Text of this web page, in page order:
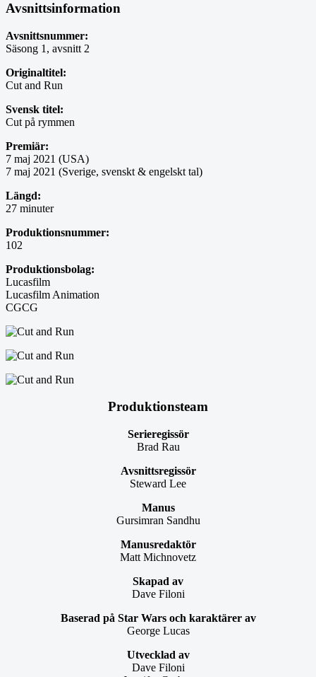
Avsnittsinformation
Avsnittsnummer:
Säsong 1, avsnitt 2
Originaltitel:
Cut and Run
Svensk titel:
Cut på rymmen
Premiär:
7 maj 2021 (USA)
7 maj 2021 (Sverige, svenskt & engelskt tal)
Längd:
27 minuter
Produktionsnummer:
102
Produktionsbolag:
Lucasfilm
Lucasfilm Animation
CGCG
Produktionsteam
Serieregissör
Brad Rau
Avsnittsregissör
Steward Lee
Manus
Gursimran Sandhu
Manusredaktör
Matt Michnovetz
Skapad av
Dave Filoni
Baserad på Star Wars och karaktärer av
George Lucas
Utvecklad av
Dave Filoni